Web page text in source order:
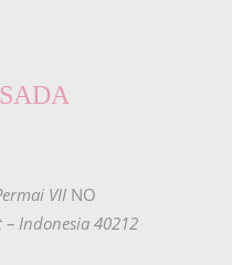
VII NO
– Indonesia 40212